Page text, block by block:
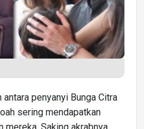
antara penyanyi Bunga Citra
sering mendapatkan
mereka. Saking akrabnya,